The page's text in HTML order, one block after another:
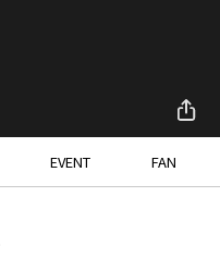
EVENT FAN